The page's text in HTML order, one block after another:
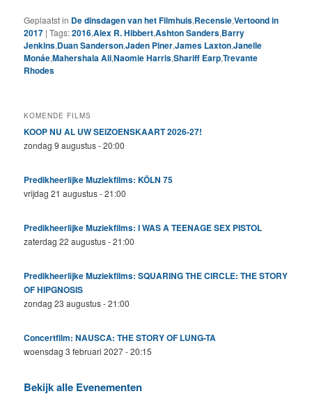
Geplaatst in De dinsdagen van het Filmhuis,Recensie,Vertoond in
2017 |Tags:2016,Alex R. Hibbert,Ashton Sanders,Barry
Jenkins,Duan Sanderson,Jaden Piner,James Laxton,Janelle
Monáe,Mahershala Ali,Naomie Harris,Shariff Earp,Trevante
Rhodes
KOMENDE FILMS
KOOP NU AL UW SEIZOENSKAART 2026-27!
zondag 9 augustus - 20:00
Predikheerlijke Muziekfilms: KÖLN 75
vrijdag 21 augustus - 21:00
Predikheerlijke Muziekfilms: I WAS A TEENAGE SEX PISTOL
zaterdag 22 augustus - 21:00
Predikheerlijke Muziekfilms: SQUARING THE CIRCLE: THE STORY
OF HIPGNOSIS
zondag 23 augustus - 21:00
Concertfilm: NAUSCA: THE STORY OF LUNG-TA
woensdag 3 februari 2027 - 20:15
Bekijk alle Evenementen